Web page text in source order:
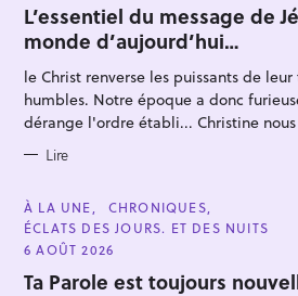
T
E
G
O
R
I
E
S
L’essentiel du message de
monde d’aujourd’hui…
le Christ renverse les puissants de
humbles. Notre époque a donc
dérange l'ordre établi... Christine
Lire
C
A
T
E
O
R
À LA UNE
CHRONIQUES
ÉCLATS DES JOURS. ET DES NUITS
6 AOÛT 2026
Ta Parole est toujours